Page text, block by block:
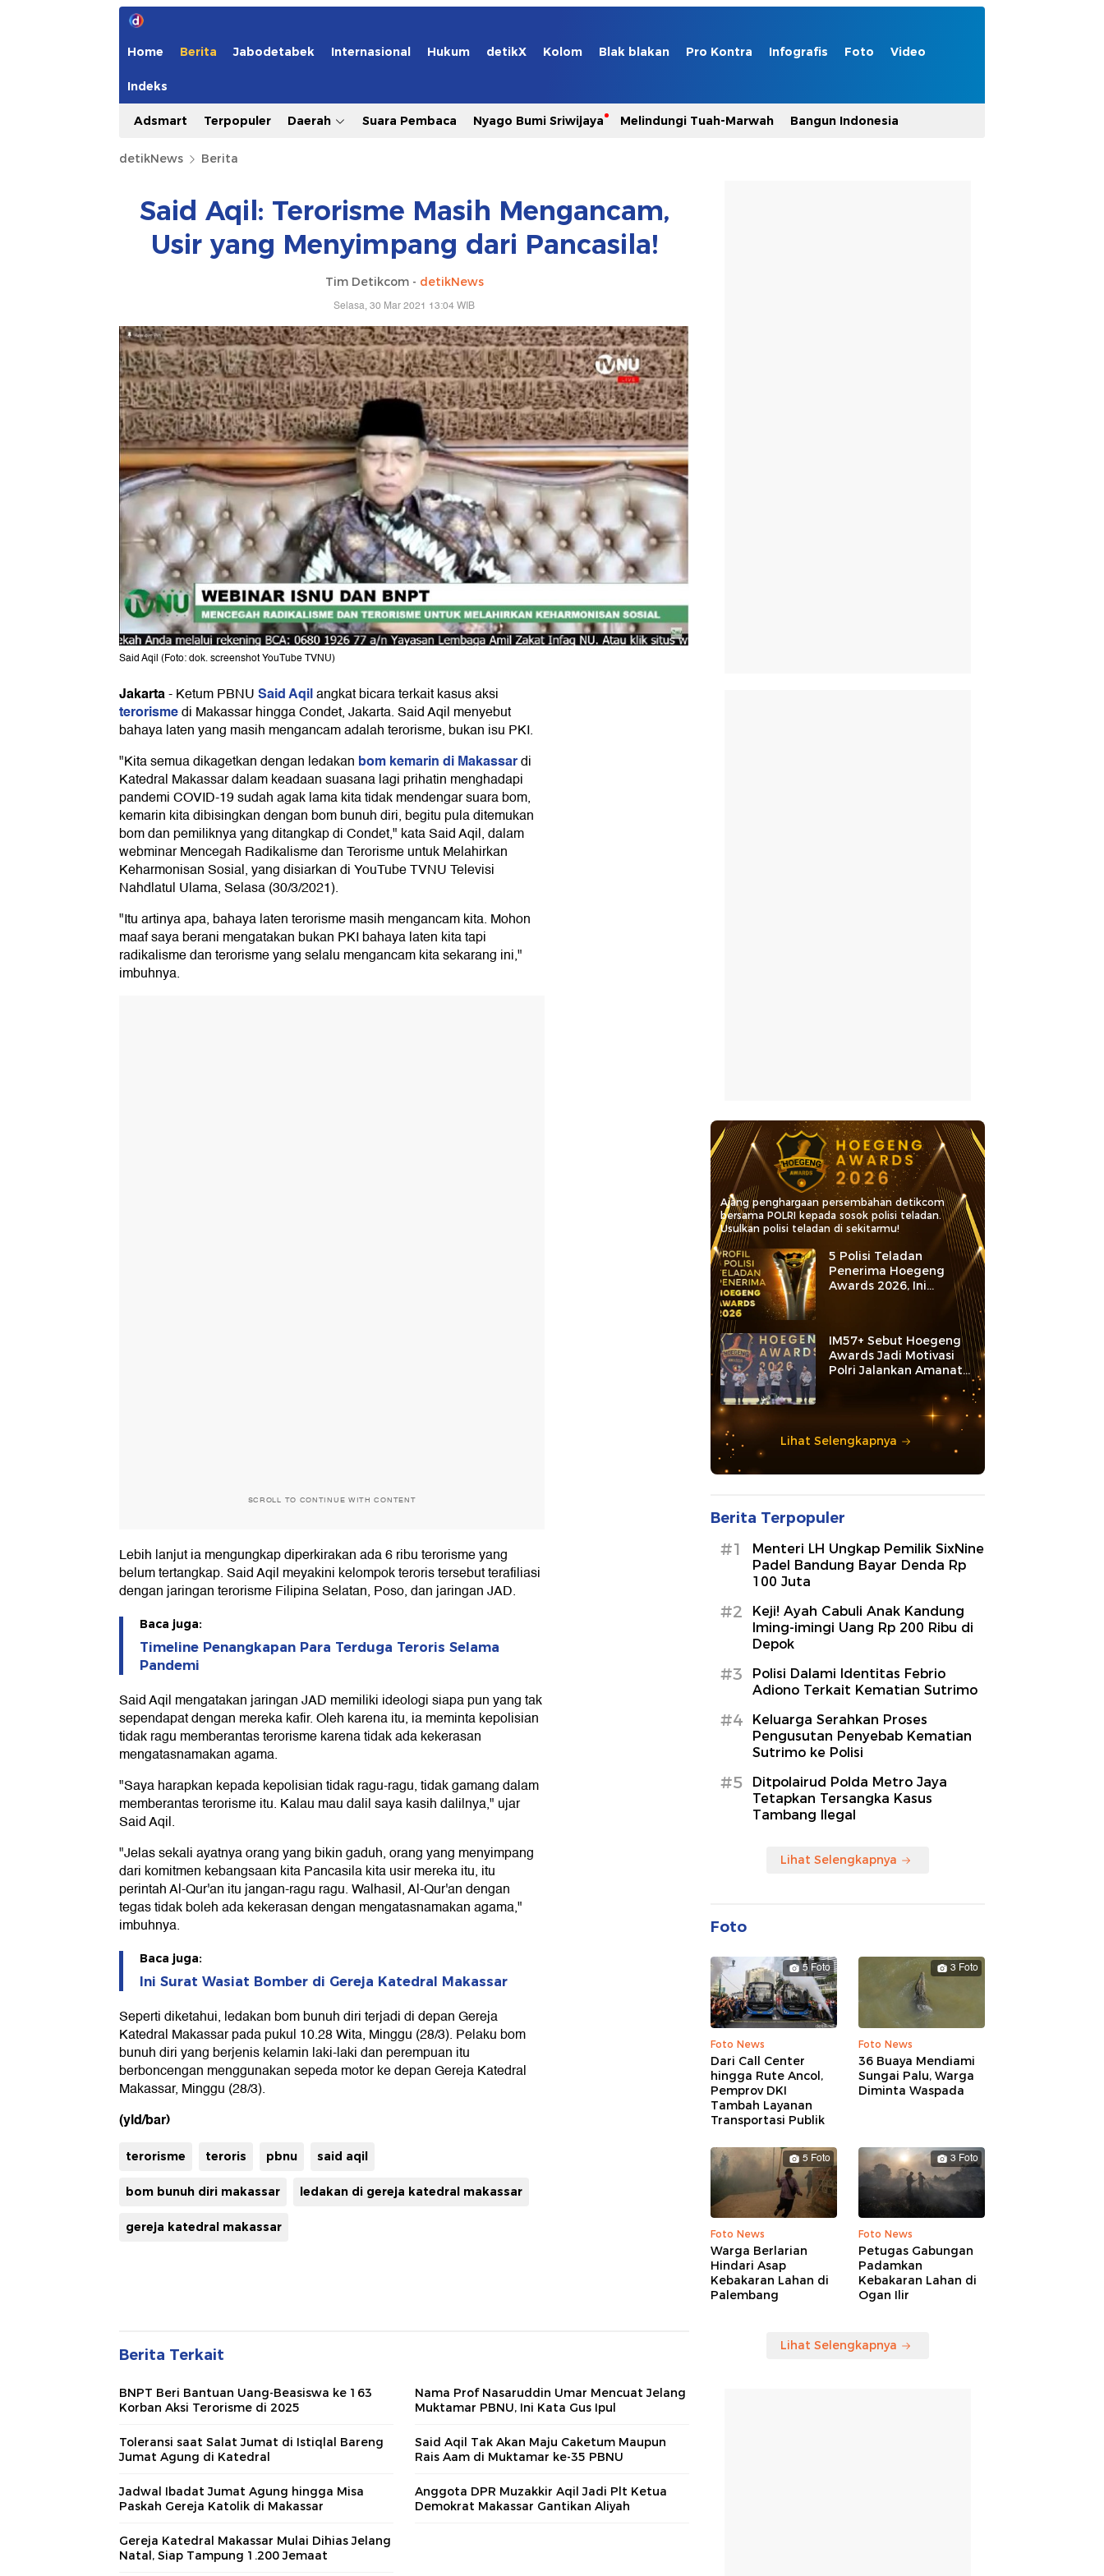
Home Berita Jabodetabek Internasional Hukum detikX Kolom Blak blakan Pro Kontra Infografis Foto Video
Indeks
Adsmart Terpopuler Daerah Suara Pembaca Nyago Bumi Sriwijaya Melindungi Tuah-Marwah Bangun Indonesia
detikNews Berita
Said Aqil: Terorisme Masih Mengancam,
Usir yang Menyimpang dari Pancasila!
Tim Detikcom - detikNews
Selasa, 30 Mar 2021 13:04 WIB
Said Aqil (Foto: dok. screenshot YouTube TVNU)
Jakarta-Ketum PBNUSaid Aqilangkat bicara terkait kasus aksi
terorismedi Makassar hingga Condet, Jakarta. Said Aqil menyebut
bahaya laten yang masih mengancam adalah terorisme, bukan isu PKI.
"Kita semua dikagetkan dengan ledakan bom kemarin di Makassardi
Katedral Makassar dalam keadaan suasana lagi prihatin menghadapi
pandemi COVID-19 sudah agak lama kita tidak mendengar suara bom,
kemarin kita dibisingkan dengan bom bunuh diri, begitu pula ditemukan
bom dan pemiliknya yang ditangkap di Condet," kata Said Aqil, dalam
webminar Mencegah Radikalisme dan Terorisme untuk Melahirkan
Keharmonisan Sosial, yang disiarkan di YouTube TVNU Televisi
Nahdlatul Ulama, Selasa (30/3/2021).
"Itu artinya apa, bahaya laten terorisme masih mengancam kita. Mohon
maaf saya berani mengatakan bukan PKI bahaya laten kita tapi
radikalisme dan terorisme yang selalu mengancam kita sekarang ini,"
imbuhnya.
SCROLL TO CONTINUE WITH CONTENT
Lebih lanjut ia mengungkap diperkirakan ada 6 ribu terorisme yang
belum tertangkap. Said Aqil meyakini kelompok teroris tersebut terafiliasi
dengan jaringan terorisme Filipina Selatan, Poso, dan jaringan JAD.
Baca juga:
Timeline Penangkapan Para Terduga Teroris Selama
Pandemi
Said Aqil mengatakan jaringan JAD memiliki ideologi siapa pun yang tak
sependapat dengan mereka kafir. Oleh karena itu, ia meminta kepolisian
tidak ragu memberantas terorisme karena tidak ada kekerasan
mengatasnamakan agama.
"Saya harapkan kepada kepolisian tidak ragu-ragu, tidak gamang dalam
memberantas terorisme itu. Kalau mau dalil saya kasih dalilnya," ujar
Said Aqil.
"Jelas sekali ayatnya orang yang bikin gaduh, orang yang menyimpang
dari komitmen kebangsaan kita Pancasila kita usir mereka itu, itu
perintah Al-Qur'an itu jangan-ragu ragu. Walhasil, Al-Qur'an dengan
tegas tidak boleh ada kekerasan dengan mengatasnamakan agama,"
imbuhnya.
Baca juga:
Ini Surat Wasiat Bomber di Gereja Katedral Makassar
Seperti diketahui, ledakan bom bunuh diri terjadi di depan Gereja
Katedral Makassar pada pukul 10.28 Wita, Minggu (28/3). Pelaku bom
bunuh diri yang berjenis kelamin laki-laki dan perempuan itu
berboncengan menggunakan sepeda motor ke depan Gereja Katedral
Makassar, Minggu (28/3).
(yld/bar)
terorisme teroris pbnu said aqil
bom bunuh diri makassar ledakan di gereja katedral makassar
gereja katedral makassar
Berita Terkait
BNPT Beri Bantuan Uang-Beasiswa ke 163
Korban Aksi Terorisme di 2025
Nama Prof Nasaruddin Umar Mencuat Jelang
Muktamar PBNU, Ini Kata Gus Ipul
Toleransi saat Salat Jumat di Istiqlal Bareng
Jumat Agung di Katedral
Said Aqil Tak Akan Maju Caketum Maupun
Rais Aam di Muktamar ke-35 PBNU
Jadwal Ibadat Jumat Agung hingga Misa
Paskah Gereja Katolik di Makassar
Anggota DPR Muzakkir Aqil Jadi Plt Ketua
Demokrat Makassar Gantikan Aliyah
Gereja Katedral Makassar Mulai Dihias Jelang
Natal, Siap Tampung 1.200 Jemaat
Ajang penghargaan persembahan detikcom
bersama POLRI kepada sosok polisi teladan.
Usulkan polisi teladan di sekitarmu!
5 Polisi Teladan
Penerima Hoegeng
Awards 2026, Ini
Kategori dan Kiprahnya
IM57+ Sebut Hoegeng
Awards Jadi Motivasi
Polri Jalankan Amanat
Lihat Selengkapnya
Berita Terpopuler
#1
Menteri LH Ungkap Pemilik SixNine
Padel Bandung Bayar Denda Rp
100 Juta
#2
Keji! Ayah Cabuli Anak Kandung
Iming-imingi Uang Rp 200 Ribu di
Depok
#3
Polisi Dalami Identitas Febrio
Adiono Terkait Kematian Sutrimo
#4
Keluarga Serahkan Proses
Pengusutan Penyebab Kematian
Sutrimo ke Polisi
#5
Ditpolairud Polda Metro Jaya
Tetapkan Tersangka Kasus
Tambang Ilegal
Lihat Selengkapnya
Foto
5 Foto
Foto News
Dari Call Center
hingga Rute Ancol,
Pemprov DKI
Tambah Layanan
Transportasi Publik
3 Foto
Foto News
36 Buaya Mendiami
Sungai Palu, Warga
Diminta Waspada
5 Foto
Foto News
Warga Berlarian
Hindari Asap
Kebakaran Lahan di
Palembang
3 Foto
Foto News
Petugas Gabungan
Padamkan
Kebakaran Lahan di
Ogan Ilir
Lihat Selengkapnya